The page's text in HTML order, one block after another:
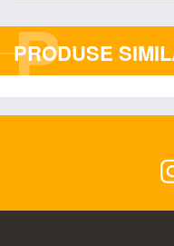
P
PRODUSE